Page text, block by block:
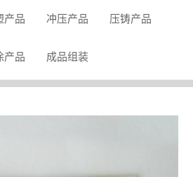
产品 冲压产品 压铸产品
产品 成品组装